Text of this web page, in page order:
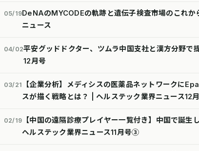
05/19DeNAのMYCODEの軌跡と遺伝子検査市場のこれか
ニュース
04/02平安グッドドクター、ツムラ中国支社と漢方分野で
12月号
03/21
【企業分析】メディシスの医薬品ネットワークに
スが描く戦略とは？ | ヘルステック業界ニュース12
02/19
【中国の遠隔診療プレイヤー一覧付き】中国で誕生
ヘルステック業界ニュース11月号③